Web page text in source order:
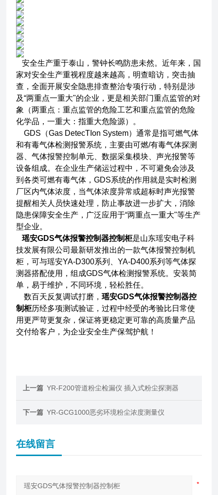
安全生产重于泰山，警钟长鸣防患未然。近年来，国
家对安全生产重视程度越来越高，明查暗访，突击抽
查，全面开展安全隐患排查整治专项行动，特别是涉
及“两重点一重大"的企业，更是相关部门重点监管的对
象（两重点：重点监管的危险工艺和重点监管的危险
化学品，一重大：指重大危险源）。
GDS（Gas DetecTIon System）通常是指可燃气体
和有毒气体检测报警系统，主要由可燃/有毒气体探测
器、气体报警控制单元、数据采集模块、声光报警等
设备组成。在企业生产储运过程中，不可避免会涉及
到各类可燃有毒气体，GDS系统的作用就是实时检测
厂区内气体浓度，当气体浓度异常或超标时声光报警
提醒相关人员快速处理，防止事故进一步扩大，消除
隐患保障安全生产，广泛应用于“两重点一重大"等生产
型企业。
瑶安GDS气体报警控制器控制柜是山东瑶安电子科
技发展有限公司最新研发推出的一款气体报警控制机
柜，可与瑶安YA-D300系列、YA-D400系列等气体探
测器搭配使用，组成GDS气体检测报警系统。安装简
单，易于维护，不同环境，轻松胜任。
数百天反复调试打磨，瑶安GDS气体报警控制器控
制柜历经多项测试验证，过程中经受的考验比日常使
用更严苛更复杂，保证将更稳定更可靠的高质量产品
交付给客户，为企业安全生产保驾护航！
上一篇 YR-F200管道粉尘检漏仪 插入式粉尘探测器
下一篇 YR-GCG1000恶劣环境粉尘浓度测量仪
在线留言